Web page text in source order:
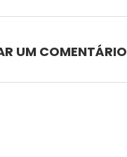
UM COMENTÁRIO